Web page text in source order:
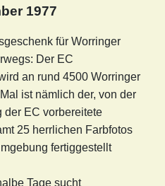
1977
für Worringer
Der EC
an rund 4500 Worringer
ist nämlich der, von der
der EC vorbereitete
25 herrlichen Farbfotos
fertiggestellt
Tage sucht